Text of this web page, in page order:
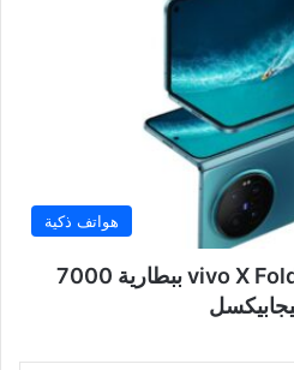
هواتف ذكية
فيفو تكشف رسميا عن vivo X Fold 6 ببطارية 7000